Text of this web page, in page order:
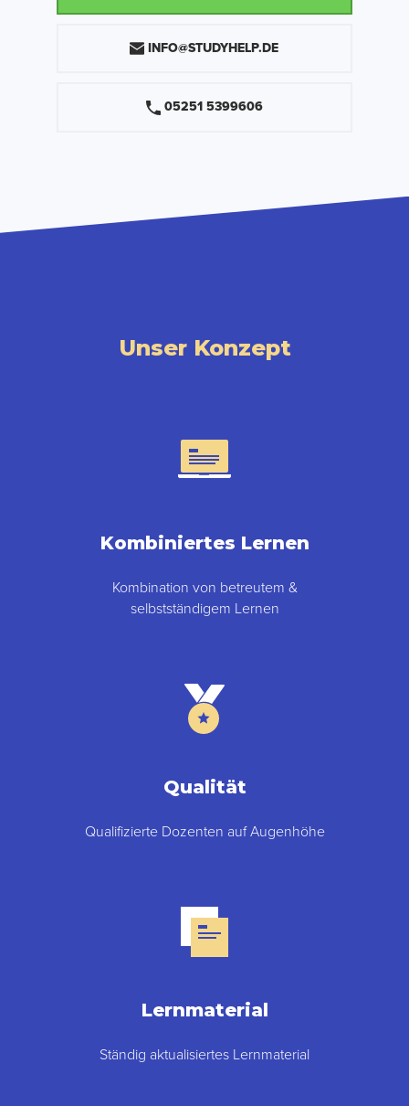
INFO@STUDYHELP.DE
05251 5399606
Unser Konzept
Kombiniertes Lernen
Kombination von betreutem &
selbstständigem Lernen
Qualität
Qualifizierte Dozenten auf Augenhöhe
Lernmaterial
Ständig aktualisiertes Lernmaterial